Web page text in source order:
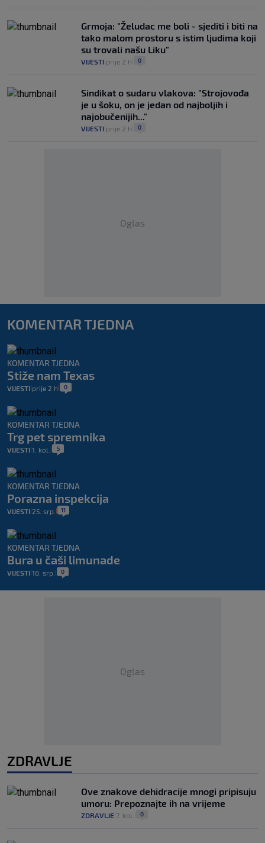
Grmoja: "Želudac me boli - sjediti i biti na
tako malom prostoru s istim ljudima koji
su trovali našu Liku"
VIJESTI prije 2 h 0
Sindikat o sudaru vlakova: "Strojovođa
je u šoku, on je jedan od najboljih i
najobučenijih..."
VIJESTI prije 2 h 0
Oglas
KOMENTAR TJEDNA
KOMENTAR TJEDNA
Stiže nam Texas
VIJESTI prije 2 h 0
KOMENTAR TJEDNA
Trg pet spremnika
VIJESTI 1. kol. 5
KOMENTAR TJEDNA
Porazna inspekcija
VIJESTI 25. srp. 11
KOMENTAR TJEDNA
Bura u čaši limunade
VIJESTI 18. srp. 0
Oglas
ZDRAVLJE
Ove znakove dehidracije mnogi pripisuju
umoru: Prepoznajte ih na vrijeme
ZDRAVLJE 7. kol. 0